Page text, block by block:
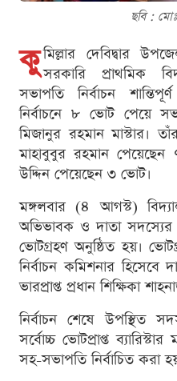
ছবি :
কু মিল্লার দেবিদ্বার
সরকারি প্রাথমিক
সভাপতি নির্বাচন
নির্বাচনে ৮ ভোট পেয়ে
মিজানুর রহমান মাস্টার। তাঁর
মাহাবুবুর রহমান
উদ্দিন পেয়েছেন ৩ ভোট।
মঙ্গলবার (৪ আগস্ট)
অভিভাবক ও দাতা সদস্যের
ভোটগ্রহণ অনুষ্ঠিত হয়।
নির্বাচন কমিশনার হিসেবে
ভারপ্রাপ্ত প্রধান শিক্ষিকা
নির্বাচন শেষে উপস্থিত
সর্বোচ্চ ভোটপ্রাপ্ত
সহ-সভাপতি নির্বাচিত করা